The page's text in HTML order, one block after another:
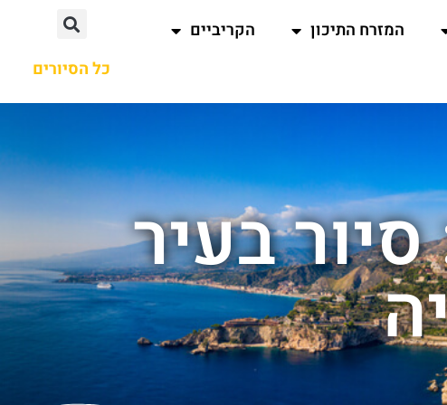
המזרח התיכון
הקריביים
כל הסיורים
בעיר